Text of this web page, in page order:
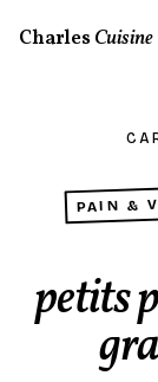
CharlesCuisine
PAIN &
petits